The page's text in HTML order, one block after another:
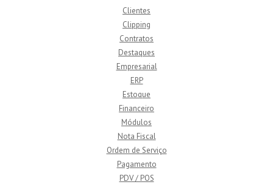
Clientes
Clipping
Contratos
Destaques
Empresarial
ERP
Estoque
Financeiro
Módulos
Nota Fiscal
Ordem de Serviço
Pagamento
PDV / POS